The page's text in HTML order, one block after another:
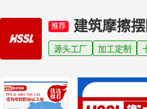
推荐 建筑摩擦
源头工厂 加工定制